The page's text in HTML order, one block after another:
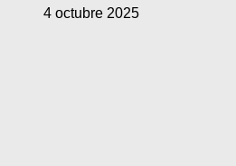
4 octubre 2025